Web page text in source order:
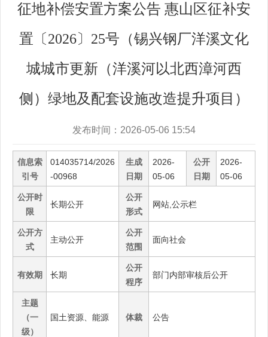
征地补偿安置方案公告 惠山区征补安
置〔2026〕25号（锡兴钢厂洋溪文化
城城市更新（洋溪河以北西漳河西
侧）绿地及配套设施改造提升项目）
发布时间：2026-05-06 15:54
信息索
引号
014035714/2026
-00968
生成
日期
2026-
05-06
公开
日期
2026-
05-06
公开时
限
长期公开
公开
形式
网站,公示栏
公开方
式
主动公开
公开
范围
面向社会
有效期 长期
公开
程序
部门内部审核后公开
主题
（一
级）
国土资源、能源 体裁 公告